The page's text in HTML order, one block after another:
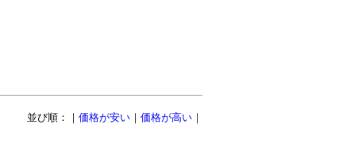
並び順：｜ 価格が安い ｜ 価格が高い ｜